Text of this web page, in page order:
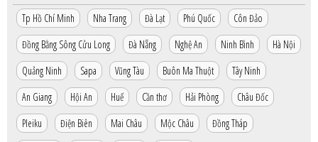
Tp Hồ Chí Minh Nha Trang Đà Lạt Phú Quốc
Côn Đảo
Đồng Bằng Sông Cửu Long
Đà Nẵng Nghệ An Ninh Bình
Hà Nội
Quảng Ninh
Sapa Vũng Tàu Buôn Ma Thuột
Tây Ninh
An Giang
Hội An Huế Cần thơ Hải Phòng
Châu Đốc
Pleiku
Điện Biên Mai Châu Mộc Châu
Đồng Tháp